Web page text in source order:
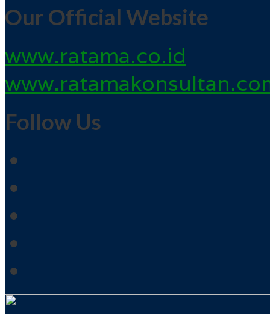
Our Official Website
www.ratama.co.id
Follow Us